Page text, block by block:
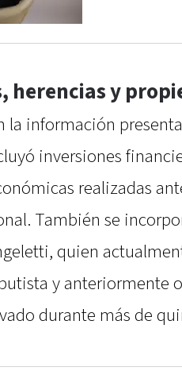
herencias y
la información
inversiones
realizadas
También se
quien
y anteriormente
durante más de